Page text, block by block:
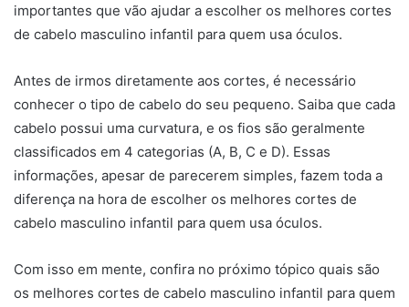
importantes que vão ajudar a escolher os melhores cortes
de cabelo masculino infantil para quem usa óculos.
Antes de irmos diretamente aos cortes, é necessário
conhecer o tipo de cabelo do seu pequeno. Saiba que cada
cabelo possui uma curvatura, e os fios são geralmente
classificados em 4 categorias (A, B, C e D). Essas
informações, apesar de parecerem simples, fazem toda a
diferença na hora de escolher os melhores cortes de
cabelo masculino infantil para quem usa óculos.
Com isso em mente, confira no próximo tópico quais são
os melhores cortes de cabelo masculino infantil para quem